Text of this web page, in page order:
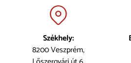
Székhely:
8200 Veszprém,